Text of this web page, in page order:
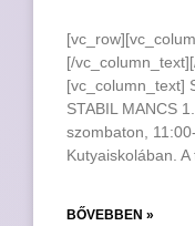
[/
[vc_column_text]
STABIL MANCS
szombaton,
Kutyaiskolában.
BŐVEBBEN »